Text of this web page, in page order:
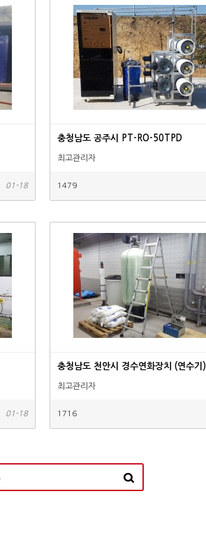
01-18
충청남도 공주시 PT-RO-50TPD
최고관리자
1479
01-18
충청남도 천안시 경수연화장치 (연수기)
최고관리자
1716